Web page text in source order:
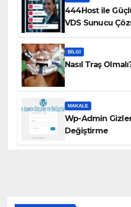
444Host ile
VDS Sunucu
BILGI
Nasıl Traş
MAKALE
Wp-Admin
Değiştirme